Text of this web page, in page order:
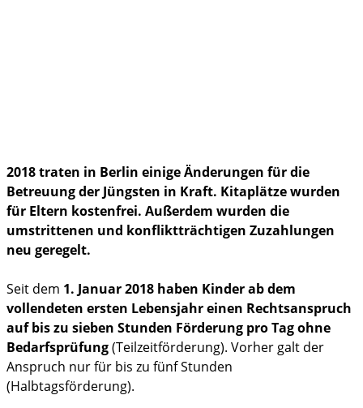
2018 traten in Berlin einige Änderungen für die
Betreuung der Jüngsten in Kraft. Kitaplätze wurden
für Eltern kostenfrei. Außerdem wurden die
umstrittenen und konfliktträchtigen Zuzahlungen
neu geregelt.
Seit dem 1. Januar 2018 haben Kinder ab dem
vollendeten ersten Lebensjahr einen Rechtsanspruch
auf bis zu sieben Stunden Förderung pro Tag ohne
Bedarfsprüfung(Teilzeitförderung). Vorher galt der
Anspruch nur für bis zu fünf Stunden
(Halbtagsförderung).